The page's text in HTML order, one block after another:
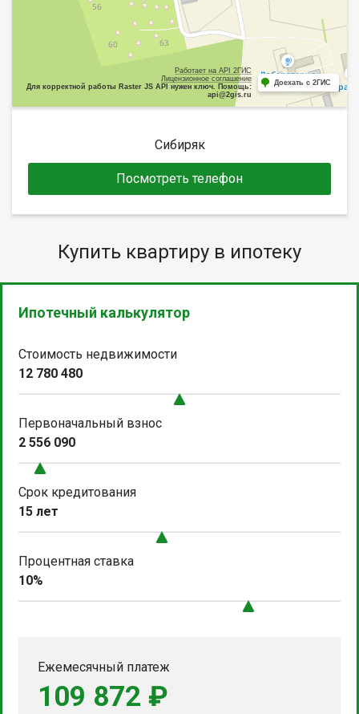
Работает на API 2ГИС
Лицензионное соглашение
Для корректной работы Raster JS API нужен ключ. Помощь:
api@2gis.ru
Доехать с 2ГИС
Сибиряк
Посмотреть телефон
Купить квартиру в ипотеку
Ипотечный калькулятор
Стоимость недвижимости
12 780 480
Первоначальный взнос
2 556 090
Срок кредитования
15 лет
Процентная ставка
10%
Ежемесячный платеж
109 872 ₽